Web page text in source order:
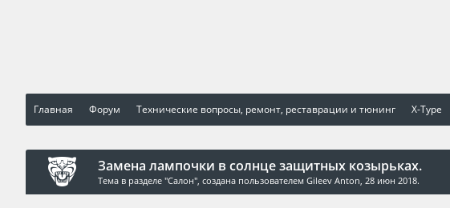
Главная Форум Технические вопросы, ремонт, реставрации и тюнинг X-Type
Замена лампочки в солнце защитных козырьках.
Тема в разделе "Салон", создана пользователем Gileev Anton, 28 июн 2018.